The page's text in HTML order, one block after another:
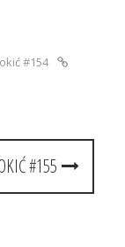
#154
#155